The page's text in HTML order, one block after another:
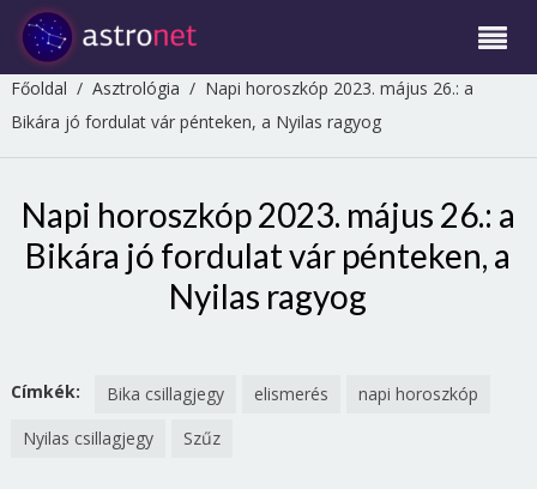
Főoldal / Asztrológia / Napi horoszkóp 2023. május 26.: a
Bikára jó fordulat vár pénteken, a Nyilas ragyog
Napi horoszkóp 2023. május 26.: a
Bikára jó fordulat vár pénteken, a
Nyilas ragyog
Címkék: Bika csillagjegy elismerés
napi horoszkóp
Nyilas csillagjegy
Szűz